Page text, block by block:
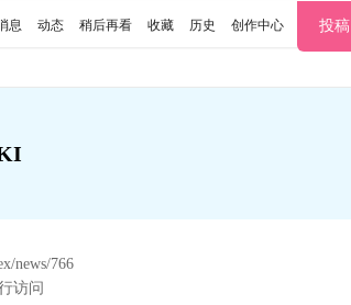
息 动态 稍后再看 收藏 历史 创作中心 投稿
news/766
访问